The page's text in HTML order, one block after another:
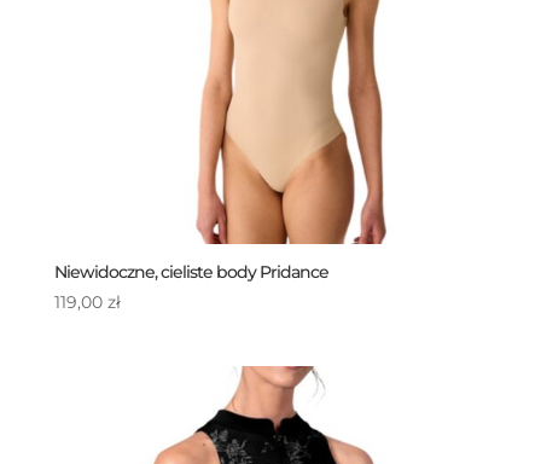
Niewidoczne, cieliste body Pridance
119,00 zł